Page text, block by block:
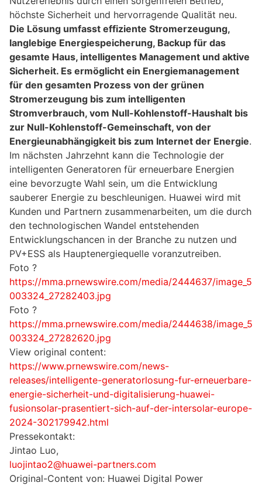
höchste Sicherheit und hervorragende Qualität neu.
Die Lösung umfasst effiziente Stromerzeugung,
langlebige Energiespeicherung, Backup für das
gesamte Haus, intelligentes Management und aktive
Sicherheit. Es ermöglicht ein Energiemanagement
für den gesamten Prozess von der grünen
Stromerzeugung bis zum intelligenten
Stromverbrauch, vom Null-Kohlenstoff-Haushalt bis
zur Null-Kohlenstoff-Gemeinschaft, von der
Energieunabhängigkeit bis zum Internet der Energie.
Im nächsten Jahrzehnt kann die Technologie der
intelligenten Generatoren für erneuerbare Energien
eine bevorzugte Wahl sein, um die Entwicklung
sauberer Energie zu beschleunigen. Huawei wird mit
Kunden und Partnern zusammenarbeiten, um die durch
den technologischen Wandel entstehenden
Entwicklungschancen in der Branche zu nutzen und
PV+ESS als Hauptenergiequelle voranzutreiben.
Foto ?
https://mma.prnewswire.com/media/2444637/image_5
003324_27282403.jpg
Foto ?
https://mma.prnewswire.com/media/2444638/image_5
003324_27282620.jpg
View original content:
https://www.prnewswire.com/news-
releases/intelligente-generatorlosung-fur-erneuerbare-
energie-sicherheit-und-digitalisierung-huawei-
fusionsolar-prasentiert-sich-auf-der-intersolar-europe-
2024-302179942.html
Pressekontakt:
Jintao Luo,
luojintao2@huawei-partners.com
Original-Content von: Huawei Digital Power